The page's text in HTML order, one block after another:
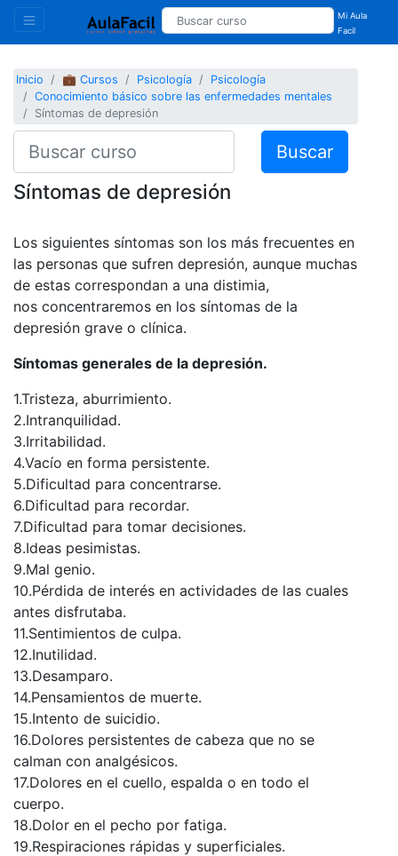
Mi Aula
Facil
Inicio 💼 Cursos Psicología
Psicología
Conocimiento básico sobre las enfermedades mentales
Síntomas de depresión
Buscar
Síntomas de depresión
Los siguientes síntomas son los más frecuentes en
las personas que sufren depresión, aunque muchas
de estas correspondan a una distimia,
nos concentraremos en los síntomas de la
depresión grave o clínica.
Síntomas generales de la depresión.
1.Tristeza, aburrimiento.
2.Intranquilidad.
3.Irritabilidad.
4.Vacío en forma persistente.
5.Dificultad para concentrarse.
6.Dificultad para recordar.
7.Dificultad para tomar decisiones.
8.Ideas pesimistas.
9.Mal genio.
10.Pérdida de interés en actividades de las cuales
antes disfrutaba.
11.Sentimientos de culpa.
12.Inutilidad.
13.Desamparo.
14.Pensamientos de muerte.
15.Intento de suicidio.
16.Dolores persistentes de cabeza que no se
calman con analgésicos.
17.Dolores en el cuello, espalda o en todo el
cuerpo.
18.Dolor en el pecho por fatiga.
19.Respiraciones rápidas y superficiales.